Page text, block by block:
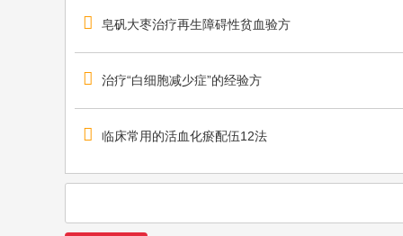
皂矾大枣治疗再生障碍性贫血验方
治疗“白细胞减少症”的经验方
临床常用的活血化瘀配伍12法